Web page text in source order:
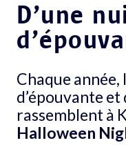
D’une
Chaque
d’épouvante et
rassemblent à
Halloween